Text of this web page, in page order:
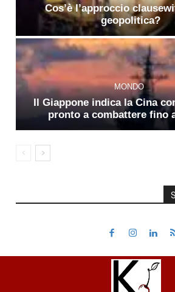
Cos’è l’approccio
geopolitica?
MONDO
Il Giappone indica la Cina
pronto a combattere fino